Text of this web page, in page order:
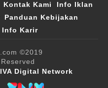
Kontak Kami
Info Iklan
Panduan Kebijakan
Info Karir
©2019
Digital Network